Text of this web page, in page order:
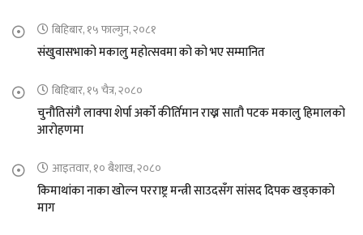
बिहिबार, १५ फाल्गुन, २०८१
संखुवासभाको मकालु महोत्सवमा को को भए सम्मानित
बिहिबार, १५ चैत्र, २०८०
चुनौतिसंगै लाक्पा शेर्पा अर्को कीर्तिमान राख्न सातौ पटक मकालु हिमालको
आरोहणमा
आइतवार, १० बैशाख, २०८०
किमाथांका नाका खोल्न परराष्ट्र मन्त्री साउदसँग सांसद दिपक खड्काको
माग